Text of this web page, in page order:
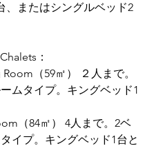
、またはシングルベッド2
：
（59㎡） ２人まで。
ムタイプ。キングベッド1
（84㎡） 4人まで。2ベ
イプ。キングベッド1台と